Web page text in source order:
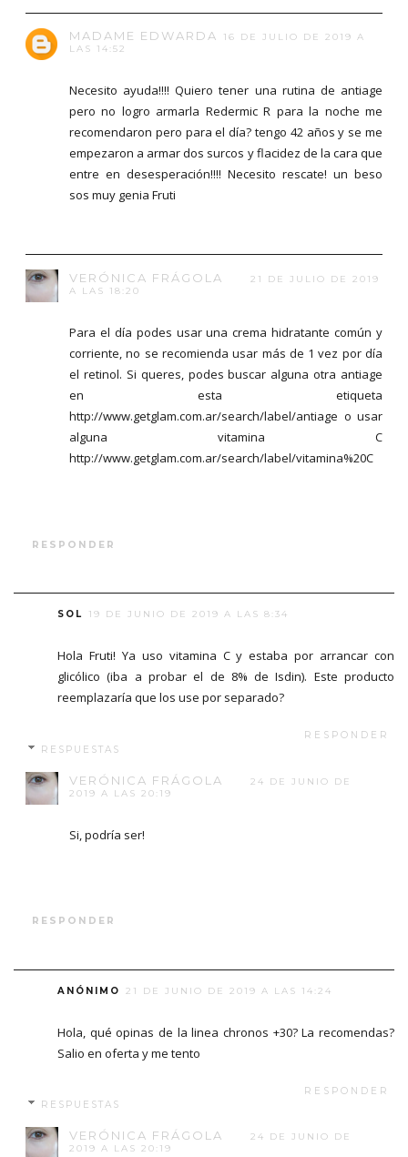
MADAME EDWARDA
16 DE JULIO DE 2019 A
LAS 14:52
Necesito ayuda!!!! Quiero tener una rutina de antiage
pero no logro armarla Redermic R para la noche me
recomendaron pero para el día? tengo 42 años y se me
empezaron a armar dos surcos y flacidez de la cara que
entre en desesperación!!!! Necesito rescate! un beso
sos muy genia Fruti
VERÓNICA FRÁGOLA
21 DE JULIO DE 2019
A LAS 18:20
Para el día podes usar una crema hidratante común y
corriente, no se recomienda usar más de 1 vez por día
el retinol. Si queres, podes buscar alguna otra antiage
en esta etiqueta
http://www.getglam.com.ar/search/label/antiage o usar
alguna vitamina C
http://www.getglam.com.ar/search/label/vitamina%20C
RESPONDER
SOL 19 DE JUNIO DE 2019 A LAS 8:34
Hola Fruti! Ya uso vitamina C y estaba por arrancar con
glicólico (iba a probar el de 8% de Isdin). Este producto
reemplazaría que los use por separado?
RESPONDER
RESPUESTAS
VERÓNICA FRÁGOLA
24 DE JUNIO DE
2019 A LAS 20:19
Si, podría ser!
RESPONDER
ANÓNIMO 21 DE JUNIO DE 2019 A LAS 14:24
Hola, qué opinas de la linea chronos +30? La recomendas?
Salio en oferta y me tento
RESPONDER
RESPUESTAS
VERÓNICA FRÁGOLA
24 DE JUNIO DE
2019 A LAS 20:19